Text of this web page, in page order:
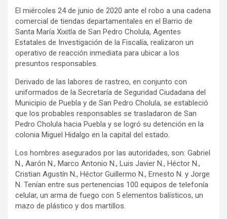
El miércoles 24 de junio de 2020 ante el robo a una cadena
comercial de tiendas departamentales en el Barrio de
Santa María Xixitla de San Pedro Cholula, Agentes
Estatales de Investigación de la Fiscalía, realizaron un
operativo de reacción inmediata para ubicar a los
presuntos responsables.
Derivado de las labores de rastreo, en conjunto con
uniformados de la Secretaría de Seguridad Ciudadana del
Municipio de Puebla y de San Pedro Cholula, se estableció
que los probables responsables se trasladaron de San
Pedro Cholula hacia Puebla y se logró su detención en la
colonia Miguel Hidalgo en la capital del estado.
Los hombres asegurados por las autoridades, son: Gabriel
N., Aarón N., Marco Antonio N., Luis Javier N., Héctor N.,
Cristian Agustín N., Héctor Guillermo N., Ernesto N. y Jorge
N. Tenían entre sus pertenencias 100 equipos de telefonía
celular, un arma de fuego con 5 elementos balísticos, un
mazo de plástico y dos martillos.